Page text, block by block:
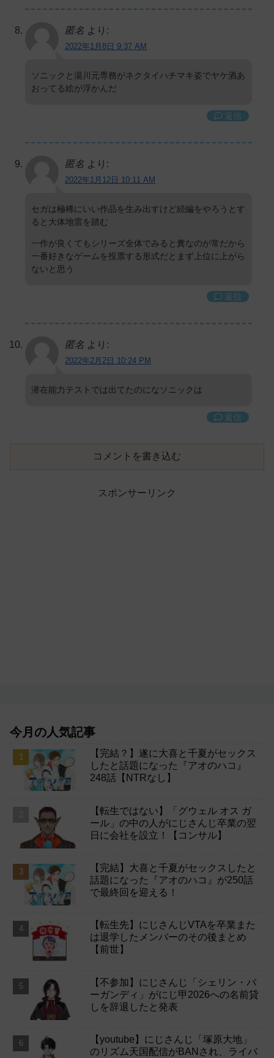
匿名 より:
2022年1月8日 9:37 AM
ソニックと湯川元専務がネクタイハチマキ姿でヤケ酒あ
おってる絵が浮かんだ
返信
匿名 より:
2022年1月12日 10:11 AM
セガは極稀にいい作品を生み出すけど続編をやろうとす
ると大体地雷を踏む
一作が良くてもシリーズ全体でみると糞なのが常だから
一番好きなゲームを投票する形式だとまず上位に上がら
ないと思う
返信
匿名 より:
2022年2月2日 10:24 PM
潜在能力テストでは出てたのになソニックは
返信
コメントを書き込む
スポンサーリンク
今月の人気記事
【完結？】遂に大喜と千夏がセックス
したと話題になった『アオのハコ』
248話【NTRなし】
【転生ではない】「グウェル オス ガ
ール」の中の人がにじさんじ卒業の翌
日に会社を設立！【コンサル】
【完結】大喜と千夏がセックスしたと
話題になった『アオのハコ』が250話
で最終回を迎える！
【転生先】にじさんじVTAを卒業また
は退学したメンバーのその後まとめ
【前世】
【不参加】にじさんじ「シェリン・バ
ーガンディ」がにじ甲2026への名前貸
しを辞退したと発表
【youtube】にじさんじ「塚原大地」
のリズム天国配信がBANされ、ライバ